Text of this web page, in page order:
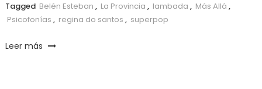
Tagged Belén Esteban , La Provincia , lambada , Más Allá ,
Psicofonías , regina do santos , superpop
Leer más